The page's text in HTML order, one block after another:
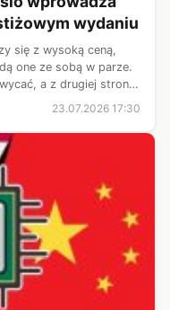
wydaniu
się z wysoką ceną,
one ze sobą w parze.
a z drugiej strony
wyglądać świetnie.
23.07.2026 17:30